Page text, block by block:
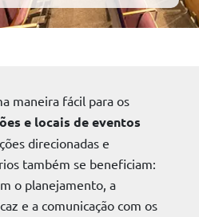
maneira fácil para os
e locais de eventos
direcionadas e
também se beneficiam:
o planejamento, a
e a comunicação com os